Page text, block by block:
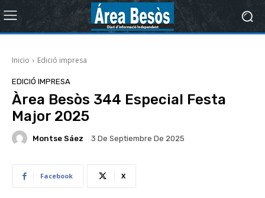
Inicio Edició impresa
EDICIÓ IMPRESA
Àrea Besòs 344 Especial Festa
Major 2025
Montse Sáez 3 De Septiembre De 2025
Facebook X